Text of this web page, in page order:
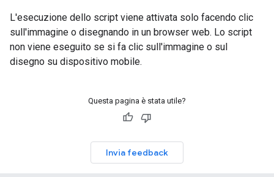
L'esecuzione dello script viene attivata solo facendo clic
sull'immagine o disegnando in un browser web. Lo script
non viene eseguito se si fa clic sull'immagine o sul
disegno su dispositivo mobile.
Questa pagina è stata utile?
Invia feedback